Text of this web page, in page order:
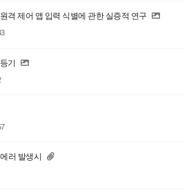
격 제어 앱 입력 식별에 관한 실증적 연구
기
러 발생시